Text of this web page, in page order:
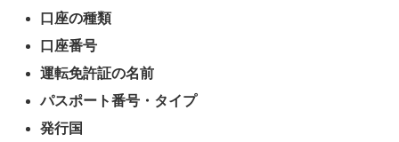
口座の種類
口座番号
運転免許証の名前
パスポート番号・タイプ
発行国